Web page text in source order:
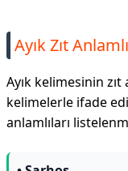
Ayık Zıt
Ayık kelimesinin
kelimelerle ifade
anlamlıları